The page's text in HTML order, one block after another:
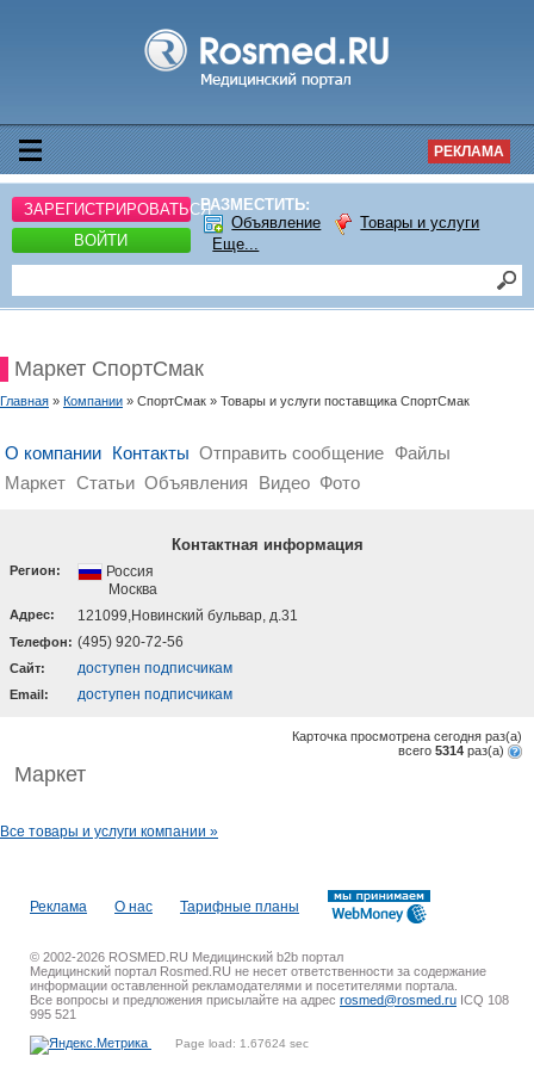
РЕКЛАМА
ЗАРЕГИСТРИРОВАТЬСЯ
ВОЙТИ
РАЗМЕСТИТЬ:
Объявление
Товары и услуги
Еще...
Маркет СпортСмак
Главная » Компании » СпортСмак » Товары и услуги поставщика СпортСмак
О компании Контакты Отправить сообщение Файлы
Маркет Статьи Объявления Видео Фото
Контактная информация
Регион:
Россия
Москва
Адрес: 121099,Новинский бульвар, д.31
Телефон: (495) 920-72-56
Cайт: доступен подписчикам
Email: доступен подписчикам
Карточка просмотрена сегодня раз(a)
всего 5314 раз(a)
Маркет
Все товары и услуги компании »
Реклама О нас Тарифные планы
© 2002-2026 ROSMED.RU Медицинский b2b портал
Медицинский портал Rosmed.RU не несет ответственности за содержание
информации оставленной рекламодателями и посетителями портала.
Все вопросы и предложения присылайте на адрес rosmed@rosmed.ru ICQ 108
995 521
Page load: 1.67624 sec